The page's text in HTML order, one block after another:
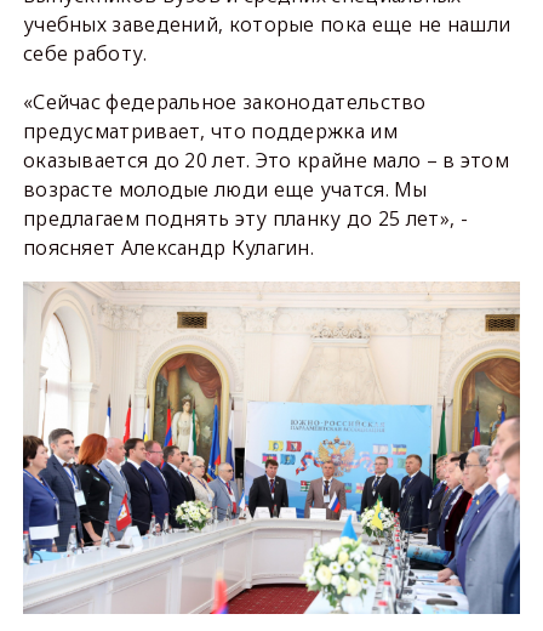
учебных заведений, которые пока еще не нашли
себе работу.
«Сейчас федеральное законодательство
предусматривает, что поддержка им
оказывается до 20 лет. Это крайне мало – в этом
возрасте молодые люди еще учатся. Мы
предлагаем поднять эту планку до 25 лет», -
поясняет Александр Кулагин.